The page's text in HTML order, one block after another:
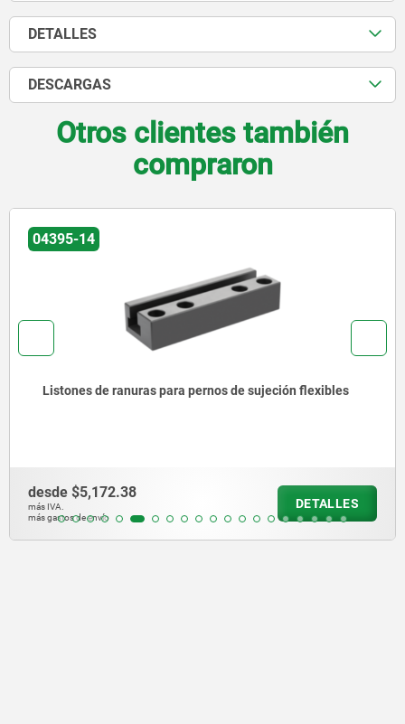
DETALLES
DESCARGAS
Otros clientes también
compraron
04395-14
Listones de ranuras para pernos de sujeción flexibles
desde $5,172.38
más IVA.
más gastos de envío
DETALLES